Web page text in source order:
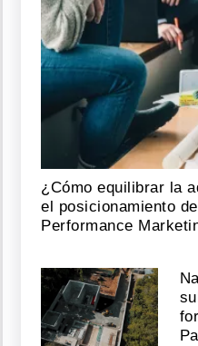
¿Cómo equilibrar la
el posicionamiento
Performance